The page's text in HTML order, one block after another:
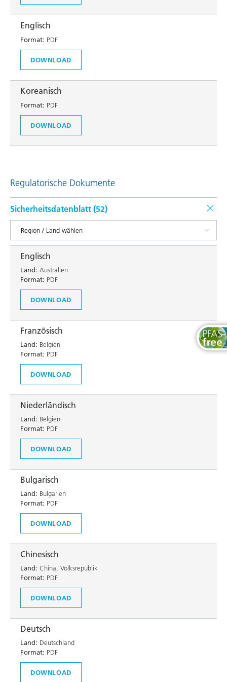
Englisch
Format: PDF
DOWNLOAD
Koreanisch
Format: PDF
DOWNLOAD
Regulatorische Dokumente
Sicherheitsdatenblatt (52)
Englisch
Land: Australien
Format: PDF
DOWNLOAD
Französisch
Land: Belgien
Format: PDF
DOWNLOAD
Niederländisch
Land: Belgien
Format: PDF
DOWNLOAD
Bulgarisch
Land: Bulgarien
Format: PDF
DOWNLOAD
Chinesisch
Land: China, Volksrepublik
Format: PDF
DOWNLOAD
Deutsch
Land: Deutschland
Format: PDF
DOWNLOAD